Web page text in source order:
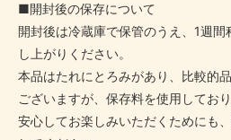
■開封後の保存について
開封後は冷蔵庫で保管のうえ、1週
し上がりください。
本品はたれにとろみがあり、比較的
ございますが、保存料を使用してお
安心してお楽しみいただくためにも